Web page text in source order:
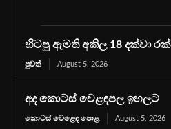
හිටපු ඇමති අකිල 18 දක්වා
පුවත් August 5, 2026
අද කොටස් වෙළඳපල ඉහලට
කොටස් වෙළෙඳ පොළ August 5, 2026